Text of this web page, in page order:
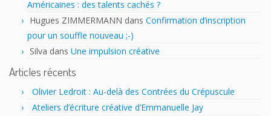
Américaines : des talents cachés ?
Hugues ZIMMERMANN dans Confirmation d’inscription
pour un souffle nouveau ;-)
Silva dans Une impulsion créative
Articles récents
Olivier Ledroit : Au-delà des Contrées du Crépuscule
Ateliers d’écriture créative d’Emmanuelle Jay